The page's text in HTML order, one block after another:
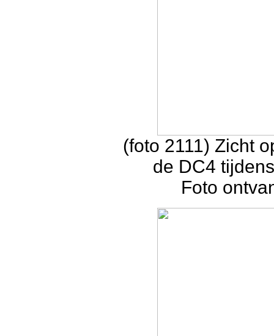
(foto 2111) Zicht
de DC4
Foto